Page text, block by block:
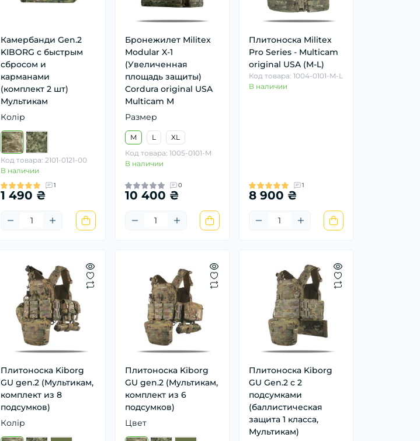
Камербанди Gen.2
KIBORG с быстрым
сбросом и
карманами
(комплект 2 шт)
Мультикам
Колір
Код товара: 2101-0121-00
В наличии
1
1 490 ₴
Бронежилет Militex
Modular X-1
(Увеличенная
площадь защиты)
Cordura original USA
Multicam M
Размер
M L
XL
Код товара: 1005-0101-M
В наличии
0
10 400 ₴
Плитоноска Militex
Pro Series - Multicam
original USA (M-L)
Код товара: 1004-0101-M-L
В наличии
1
8 900 ₴
Плитоноска Kiborg
GU gen.2 (Мультикам,
комплект из 8
подсумков)
Колір
Плитоноска Kiborg
GU gen.2 (Мультикам,
комплект из 6
подсумков)
Цвет
Плитоноска Kiborg
GU Gen.2 с 2
подсумками
(баллистическая
защита 1 класса,
Мультикам)